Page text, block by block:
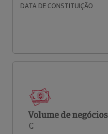
DATA DE CONSTITUIÇÃO
Volume de negócios
€